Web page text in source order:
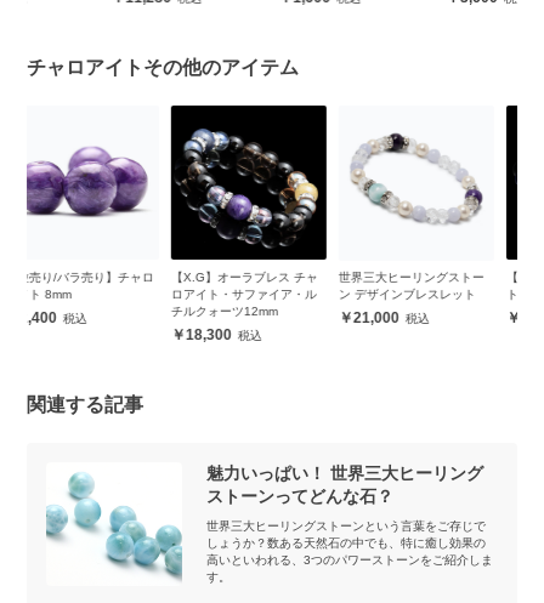
チャロアイトその他のアイテム
【X.G】オーラブレス チャ
ロアイト・サファイア・ル
チルクォーツ12mm
世界三大ヒーリングストー
ン デザインブレスレット
21,000
【X.G】四神・チャロアイ
ト メンズブレスレット
32,000
関連する記事
魅力いっぱい！ 世界三大ヒーリング
ストーンってどんな石？
世界三大ヒーリングストーンという言葉をご存じで
しょうか？数ある天然石の中でも、特に癒し効果の
高いといわれる、3つのパワーストーンをご紹介しま
す。